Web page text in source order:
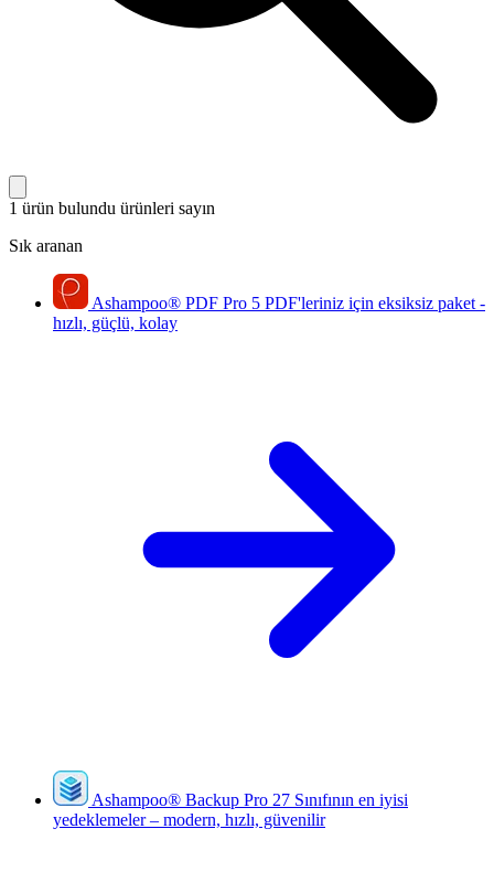
1 ürün bulundu ürünleri sayın
Sık aranan
Ashampoo® PDF Pro 5 PDF'leriniz için eksiksiz paket -
hızlı, güçlü, kolay
Ashampoo® Backup Pro 27 Sınıfının en iyisi
yedeklemeler – modern, hızlı, güvenilir